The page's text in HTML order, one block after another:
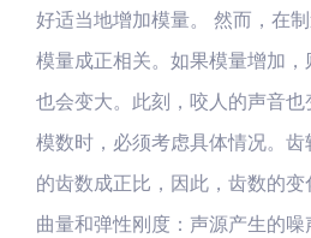
好适当地增加模量。 然而，在
模量成正相关。如果模量增加
也会变大。此刻，咬人的声音
模数时，必须考虑具体情况。
的齿数成正比，因此，齿数的
曲量和弹性刚度：声源产生的